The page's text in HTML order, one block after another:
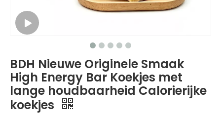
BDH Nieuwe Originele Smaak
High Energy Bar Koekjes met
lange houdbaarheid Calorierijke
koekjes